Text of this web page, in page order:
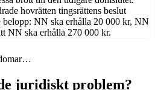
hovrätten tingsrättens beslut
belopp: NN ska erhålla 20 000 kr, NN
NN ska erhålla 270 000 kr.
juridiskt problem?